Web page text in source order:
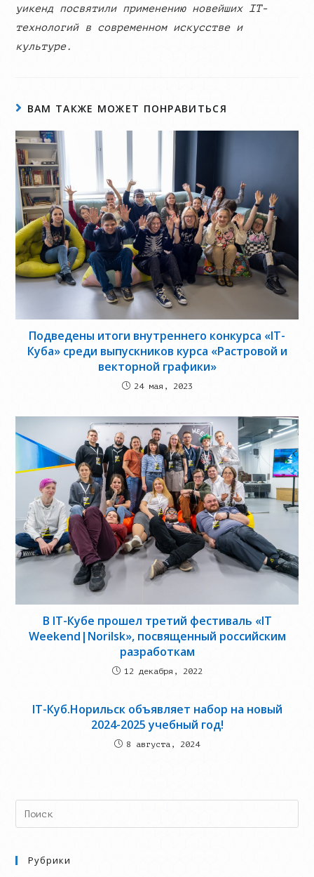
уикенд посвятили применению новейших IT-
технологий в современном искусстве и
культуре.
ВАМ ТАКЖЕ МОЖЕТ ПОНРАВИТЬСЯ
Подведены итоги внутреннего конкурса «IT-
Куба» среди выпускников курса «Растровой и
векторной графики»
24 мая, 2023
В IT-Кубе прошел третий фестиваль «IT
Weekend|Norilsk», посвященный российским
разработкам
12 декабря, 2022
IT-Куб.Норильск объявляет набор на новый
2024-2025 учебный год!
8 августа, 2024
Search
this
Рубрики